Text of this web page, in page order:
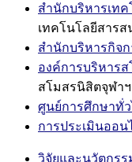
สำนักบริหารเท
เทคโนโลยีสารส
สำนักบริหารกิจ
องค์การบริหาร
สโมสรนิสิตจุฬา
ศูนย์การศึกษาทั่ว
การประเมินออน
วิจัยและนวัตกรร